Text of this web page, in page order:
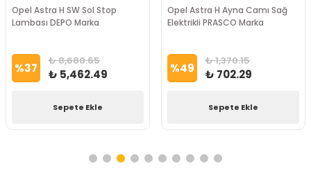
Opel Astra H SW Sol Stop
Lambası DEPO Marka
%37 ₺ 8,680.65
₺ 5,462.49
Sepete Ekle
Opel Astra H Ayna Camı Sağ
Elektrikli PRASCO Marka
%49 ₺ 1,370.15
₺ 702.29
Sepete Ekle